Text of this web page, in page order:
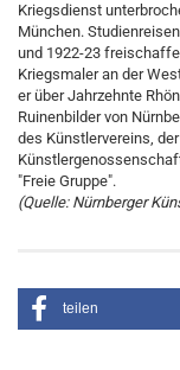
Kriegsdienst
München.
und 1922-23
Kriegsmaler an der
er über Jahrzehnte
Ruinenbilder von
des Künstlervereins,
"Freie Gruppe".
(Quelle: Nürnberger
teilen